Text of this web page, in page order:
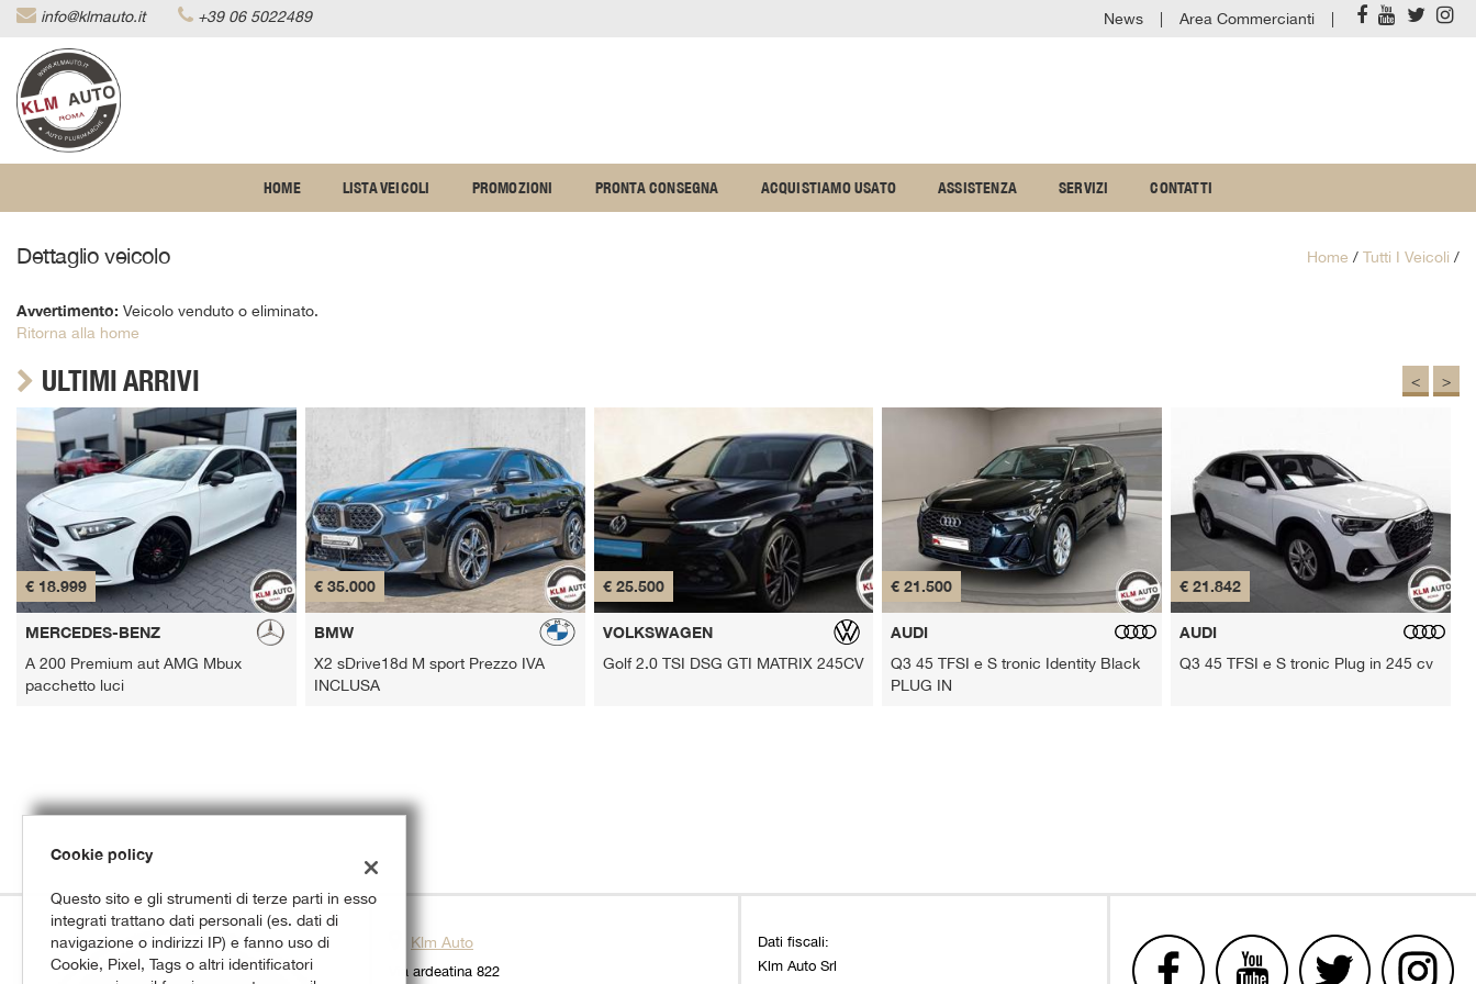
info@klmauto.it +39 06 5022489 News Area Commercianti
HOME LISTA VEICOLI PROMOZIONI PRONTA CONSEGNA ACQUISTIAMO USATO ASSISTENZA SERVIZI CONTATTI
Dettaglio veicolo Home / Tutti I Veicoli /
Avvertimento: Veicolo venduto o eliminato.
Ritorna alla home
ULTIMI ARRIVI < >
€ 18.999
MERCEDES-BENZ
A 200 Premium aut AMG Mbux
pacchetto luci
€ 35.000
BMW
X2 sDrive18d M sport Prezzo IVA
INCLUSA
€ 25.500
VOLKSWAGEN
Golf 2.0 TSI DSG GTI MATRIX 245CV
€ 21.500
AUDI
Q3 45 TFSI e S tronic Identity Black
PLUG IN
€ 21.842
AUDI
Q3 45 TFSI e S tronic Plug in 245 cv
Klm Auto
Via ardeatina 822
Dati fiscali:
Klm Auto Srl
Cookie policy
Questo sito e gli strumenti di terze parti in esso
integrati trattano dati personali (es. dati di
navigazione o indirizzi IP) e fanno uso di
Cookie, Pixel, Tags o altri identificatori
tue
preferenze
di
consenso
pannello
consente
esprimere
le
preferenze
di
consenso
alle
tecnologie
di
tracciamento
che
adottiamo
per
offrire
le
funzionalità
le
Per
maggiori
sull'utilità
funzionamento